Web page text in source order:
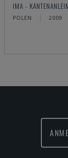
IMA -
POLEN 2009